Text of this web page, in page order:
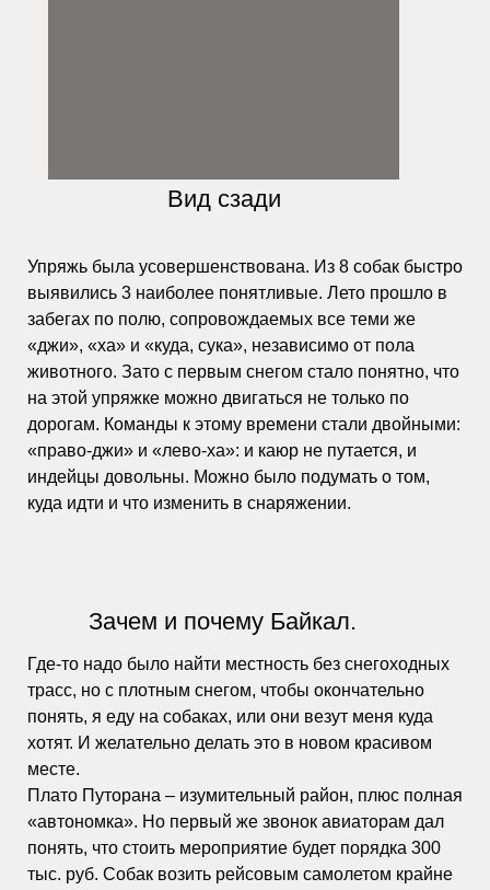
Где-то надо было найти местность без снегоходных
трасс, но с плотным снегом, чтобы окончательно
понять, я еду на собаках, или они везут меня куда
хотят. И желательно делать это в новом красивом
месте.
Плато Путорана – изумительный район, плюс полная
«автономка». Но первый же звонок авиаторам дал
понять, что стоить мероприятие будет порядка 300
тыс. руб. Собак возить рейсовым самолетом крайне
Зачем и почему Байкал.
Вид сзади
Упряжь была усовершенствована. Из 8 собак быстро
выявились 3 наиболее понятливые. Лето прошло в
забегах по полю, сопровождаемых все теми же
«джи», «ха» и «куда, сука», независимо от пола
животного. Зато с первым снегом стало понятно, что
на этой упряжке можно двигаться не только по
дорогам. Команды к этому времени стали двойными:
«право-джи» и «лево-ха»: и каюр не путается, и
индейцы довольны. Можно было подумать о том,
куда идти и что изменить в снаряжении.